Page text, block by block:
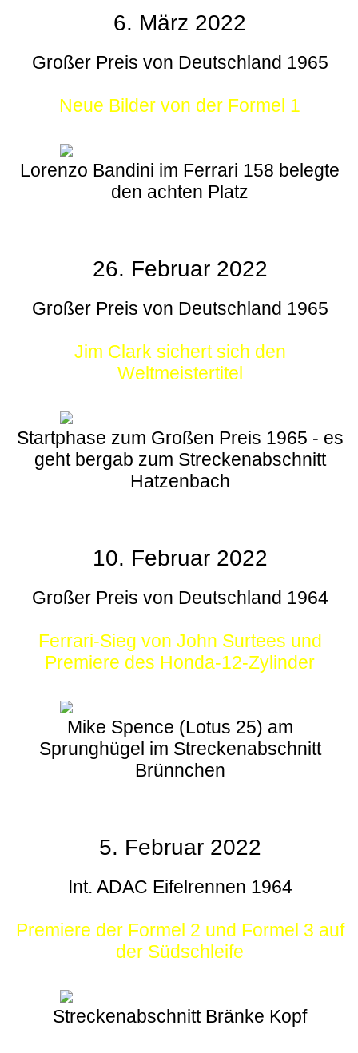
6. März 2022
Großer Preis von Deutschland 1965
Neue Bilder von der Formel 1
Lorenzo Bandini im Ferrari 158 belegte
den achten Platz
26. Februar 2022
Großer Preis von Deutschland 1965
Jim Clark sichert sich den
Weltmeistertitel
Startphase zum Großen Preis 1965 - es
geht bergab zum Streckenabschnitt
Hatzenbach
10. Februar 2022
Großer Preis von Deutschland 1964
Ferrari-Sieg von John Surtees und
Premiere des Honda-12-Zylinder
Mike Spence (Lotus 25) am
Sprunghügel im Streckenabschnitt
Brünnchen
5. Februar 2022
Int. ADAC Eifelrennen 1964
Premiere der Formel 2 und Formel 3 auf
der Südschleife
Streckenabschnitt Bränke Kopf